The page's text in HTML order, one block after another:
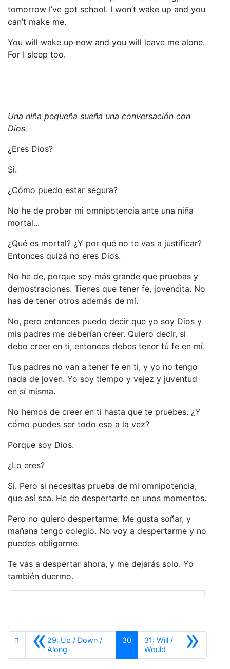
tomorrow I’ve got school. I won’t wake up and you
can’t make me.
You will wake up now and you will leave me alone.
For I sleep too.
Una niña pequeña sueña una conversación con
Dios.
¿Eres Dios?
Si.
¿Cómo puedo estar segura?
No he de probar mi omnipotencia ante una niña
mortal...
¿Qué es mortal? ¿Y por qué no te vas a justificar?
Entonces quizá no eres Dios.
No he de, porque soy más grande que pruebas y
demostraciones. Tienes que tener fe, jovencita. No
has de tener otros además de mí.
No, pero entonces puedo decir que yo soy Dios y
mis padres me deberían creer. Quiero decir, si
debo creer en ti, entonces debes tener tú fe en mí.
Tus padres no van a tener fe en ti, y yo no tengo
nada de joven. Yo soy tiempo y vejez y juventud
en sí misma.
No hemos de creer en ti hasta que te pruebes. ¿Y
cómo puedes ser todo eso a la vez?
Porque soy Dios.
¿Lo eres?
Sí. Pero si necesitas prueba de mi omnipotencia,
que así sea. He de despertarte en unos momentos.
Pero no quiero despertarme. Me gusta soñar, y
mañana tengo colegio. No voy a despertarme y no
puedes obligarme.
Te vas a despertar ahora, y me dejarás solo. Yo
también duermo.
«29: Up / Down /
Along
30 »
31: Will /
WouldSiguiente